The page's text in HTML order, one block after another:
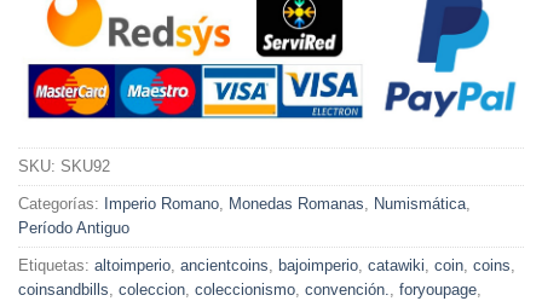
SKU: SKU92
Categorías: Imperio Romano, Monedas Romanas, Numismática,
Período Antiguo
Etiquetas: altoimperio, ancientcoins, bajoimperio, catawiki, coin, coins,
coinsandbills, coleccion, coleccionismo, convención., foryoupage,